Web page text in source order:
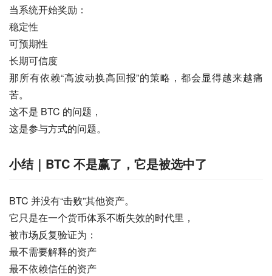
当系统开始奖励：
稳定性
可预期性
长期可信度
那所有依赖“高波动换高回报”的策略，都会显得越来越痛
苦。
这不是 BTC 的问题，
这是参与方式的问题。
小结｜BTC 不是赢了，它是被选中了
BTC 并没有“击败”其他资产。
它只是在一个货币体系不断失效的时代里，
被市场反复验证为：
最不需要解释的资产
最不依赖信任的资产